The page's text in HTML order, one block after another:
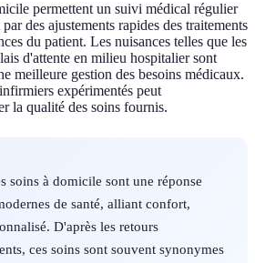
permettent un suivi médical régulier
des ajustements rapides des traitements
du patient. Les nuisances telles que les
d'attente en milieu hospitalier sont
meilleure gestion des besoins médicaux.
expérimentés peut
la qualité des soins fournis.
soins à domicile sont une réponse
de santé, alliant confort,
D'après les retours
ces soins sont souvent synonymes